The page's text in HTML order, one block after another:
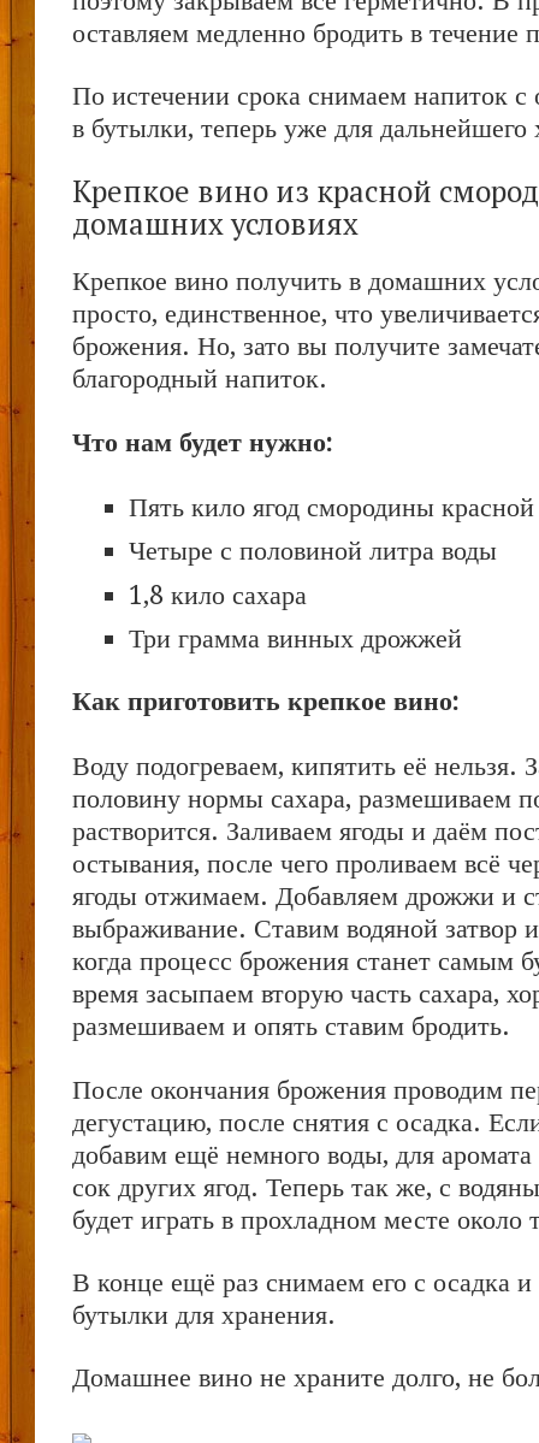
оставляем медленно бродить в течение
По истечении срока снимаем напиток с
в бутылки, теперь уже для дальнейшего
Крепкое вино из красной
домашних условиях
Крепкое вино получить в домашних
просто, единственное, что
брожения. Но, зато вы получите
благородный напиток.
Что нам будет нужно:
Пять кило ягод смородины красной
Четыре с половиной литра воды
1,8 кило сахара
Три грамма винных дрожжей
Как приготовить крепкое вино:
Воду подогреваем, кипятить её нельзя.
половину нормы сахара, размешиваем
растворится. Заливаем ягоды и даём
остывания, после чего проливаем всё
ягоды отжимаем. Добавляем дрожжи и
выбраживание. Ставим водяной затвор
когда процесс брожения станет самым
время засыпаем вторую часть сахара,
размешиваем и опять ставим бродить.
После окончания брожения проводим
дегустацию, после снятия с осадка.
добавим ещё немного воды, для
сок других ягод. Теперь так же, с
будет играть в прохладном месте около
В конце ещё раз снимаем его с осадка
бутылки для хранения.
Домашнее вино не храните долго, не